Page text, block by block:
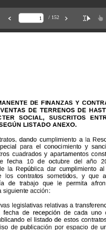
/ 152
DE FINANZAS
Y
VENTASDE TERRENOSDE
SOCIAL, SUSCRITOS
ÚNLISTADOANEXO.
dando cumplimiento
a la
para el conocimientoy
cuadrados y apartamentos
f echa 10 de octubre del año
la Repúblicadar cumplimientoal
los contratos sometidos, y que a
de trabajo que le permita
siguienteacción:
legislativasrelativasa
fecha de recepción de cada uno
el listado de estos
de publicaciónpor espacio de
TE DE FINANZAS
Y
VENTASDE TERRENOSDE
SOCIAL, SUSCRITOS
LISTADOANEXO.
DIONI
SA.SÁNCHEZ
m iembro
FRANCIS
E.VARGAS
miembro